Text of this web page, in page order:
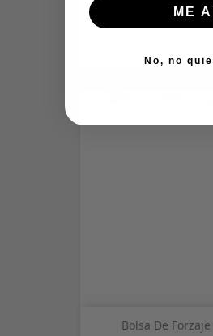
Precio
260,00 €
Bolsa De Forzaje
ME
No, no